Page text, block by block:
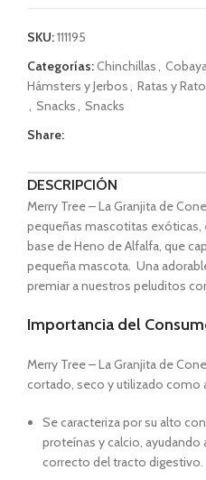
SKU:111195
Categorías:Chinchillas,
Hámsters y Jerbos, Ratas y
, Snacks, Snacks
Share:
DESCRIPCIÓN
Merry Tree – La Granjita de
pequeñas mascotitas exóticas,
base de Heno de Alfalfa, que
pequeña mascota. Una
premiar a nuestros peluditos
Importancia del
Merry Tree – La Granjita de
cortado, seco y utilizado como
Se caracteriza por su alto
proteínas y calcio,
correcto del tracto digestivo.